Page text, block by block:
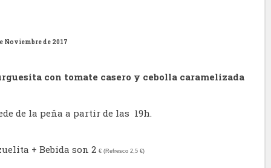
Noviembre de 2017
con tomate casero y cebolla caramelizada
de la peña a partir de las 19h.
+ Bebida son 2 € (Refresco 2,5 €)